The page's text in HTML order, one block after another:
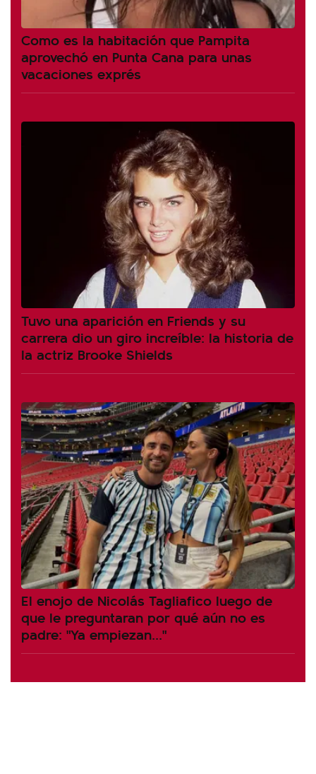
Como es la habitación que Pampita
aprovechó en Punta Cana para unas
vacaciones exprés
Tuvo una aparición en Friends y su
carrera dio un giro increíble: la historia de
la actriz Brooke Shields
El enojo de Nicolás Tagliafico luego de
que le preguntaran por qué aún no es
padre: "Ya empiezan..."